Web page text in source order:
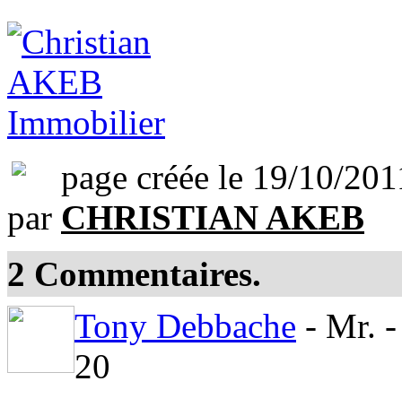
page créée le 19/10/
par CHRISTIAN AKEB
2 Commentaires.
Tony Debbache - Mr.
20